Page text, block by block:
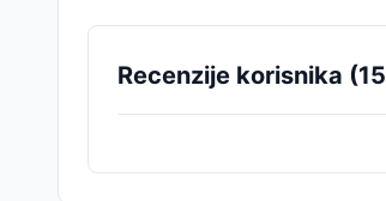
Recenzije korisnika (15